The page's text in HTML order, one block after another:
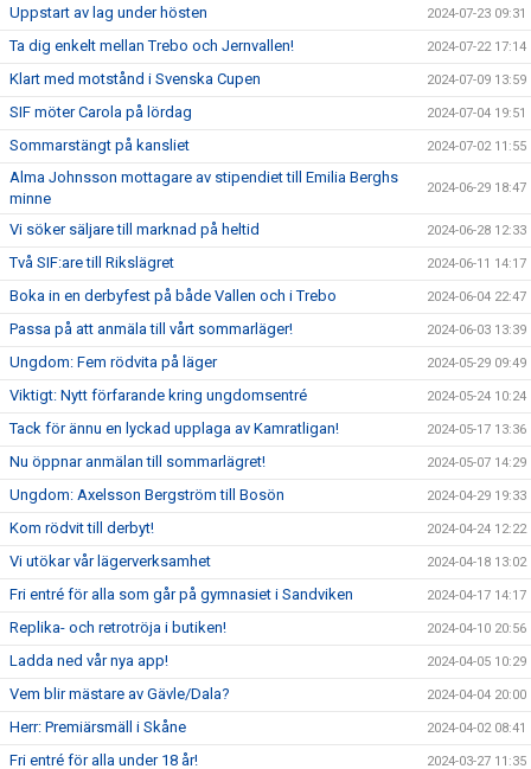
Uppstart av lag under hösten 2024-07-23 09:31
Ta dig enkelt mellan Trebo och Jernvallen! 2024-07-22 17:14
Klart med motstånd i Svenska Cupen 2024-07-09 13:59
SIF möter Carola på lördag 2024-07-04 19:51
Sommarstängt på kansliet 2024-07-02 11:55
Alma Johnsson mottagare av stipendiet till Emilia Berghs
minne
2024-06-29 18:47
Vi söker säljare till marknad på heltid 2024-06-28 12:33
Två SIF:are till Rikslägret 2024-06-11 14:17
Boka in en derbyfest på både Vallen och i Trebo 2024-06-04 22:47
Passa på att anmäla till vårt sommarläger! 2024-06-03 13:39
Ungdom: Fem rödvita på läger 2024-05-29 09:49
Viktigt: Nytt förfarande kring ungdomsentré 2024-05-24 10:24
Tack för ännu en lyckad upplaga av Kamratligan! 2024-05-17 13:36
Nu öppnar anmälan till sommarlägret! 2024-05-07 14:29
Ungdom: Axelsson Bergström till Bosön 2024-04-29 19:33
Kom rödvit till derbyt! 2024-04-24 12:22
Vi utökar vår lägerverksamhet 2024-04-18 13:02
Fri entré för alla som går på gymnasiet i Sandviken 2024-04-17 14:17
Replika- och retrotröja i butiken! 2024-04-10 20:56
Ladda ned vår nya app! 2024-04-05 10:29
Vem blir mästare av Gävle/Dala? 2024-04-04 20:00
Herr: Premiärsmäll i Skåne 2024-04-02 08:41
Fri entré för alla under 18 år! 2024-03-27 11:35